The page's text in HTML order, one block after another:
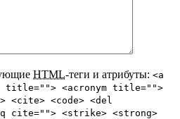
HTML-теги и атрибуты: <a
<acronym title="">
<cite> <code> <del
cite=""> <strike> <strong>